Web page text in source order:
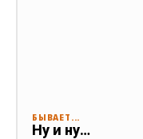
БЫВАЕТ...
Ну и ну…